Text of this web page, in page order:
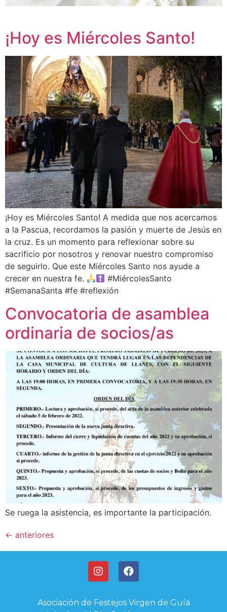
¡Hoy es Miércoles Santo!
¡Hoy es Miércoles Santo! A medida que nos acercamos
a la Pascua, recordamos la pasión y muerte de Jesús en
la cruz. Es un momento para reflexionar sobre su
sacrificio por nosotros y renovar nuestro compromiso
de seguirlo. Que este Miércoles Santo nos ayude a
crecer en nuestra fe.
#MiércolesSanto
#SemanaSanta #fe #reflexión
Convocatoria de asamblea
ordinaria de socios/as
Se ruega la asistencia, es importante la participación.
← anteriores
Asociación de Festejos Virgen de Guía